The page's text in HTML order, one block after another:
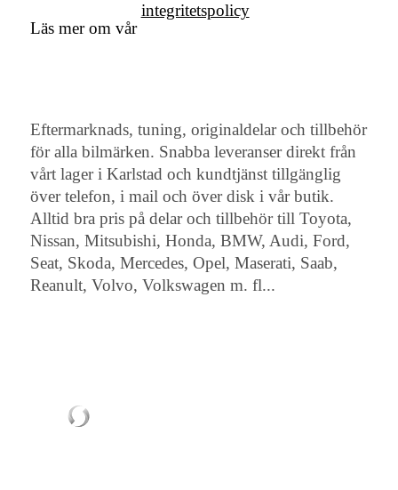
Läs mer om vår
integritetspolicy
Eftermarknads, tuning, originaldelar och tillbehör
för alla bilmärken. Snabba leveranser direkt från
vårt lager i Karlstad och kundtjänst tillgänglig
över telefon, i mail och över disk i vår butik.
Alltid bra pris på delar och tillbehör till Toyota,
Nissan, Mitsubishi, Honda, BMW, Audi, Ford,
Seat, Skoda, Mercedes, Opel, Maserati, Saab,
Reanult, Volvo, Volkswagen m. fl...